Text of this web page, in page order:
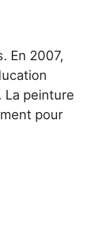
En 2007,
La peinture
pour